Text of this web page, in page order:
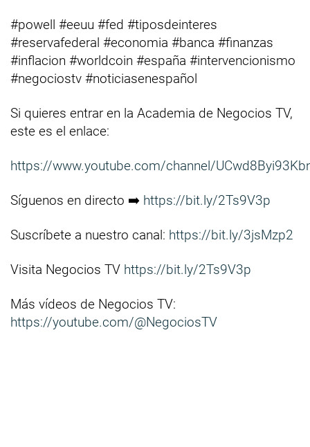
#powell #eeuu #fed #tiposdeinteres
#reservafederal #economia #banca #finanzas
#inflacion #worldcoin #españa #intervencionismo
#negociostv #noticiasenespañol
Si quieres entrar en la Academia de Negocios TV,
este es el enlace:
https://www.youtube.com/channel/
Síguenos en directo ➡️ https://bit.ly/2Ts9V3p
Suscríbete a nuestro canal: https://bit.ly/3jsMzp2
Visita Negocios TV https://bit.ly/2Ts9V3p
Más vídeos de Negocios TV:
https://youtube.com/@NegociosTV